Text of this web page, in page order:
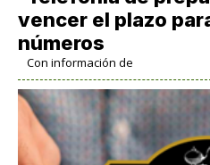
vencer el plazo
números
Con información de